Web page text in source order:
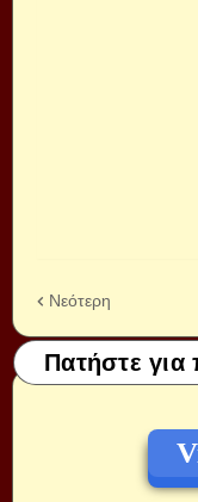
Νεότερη
Πατήστε για